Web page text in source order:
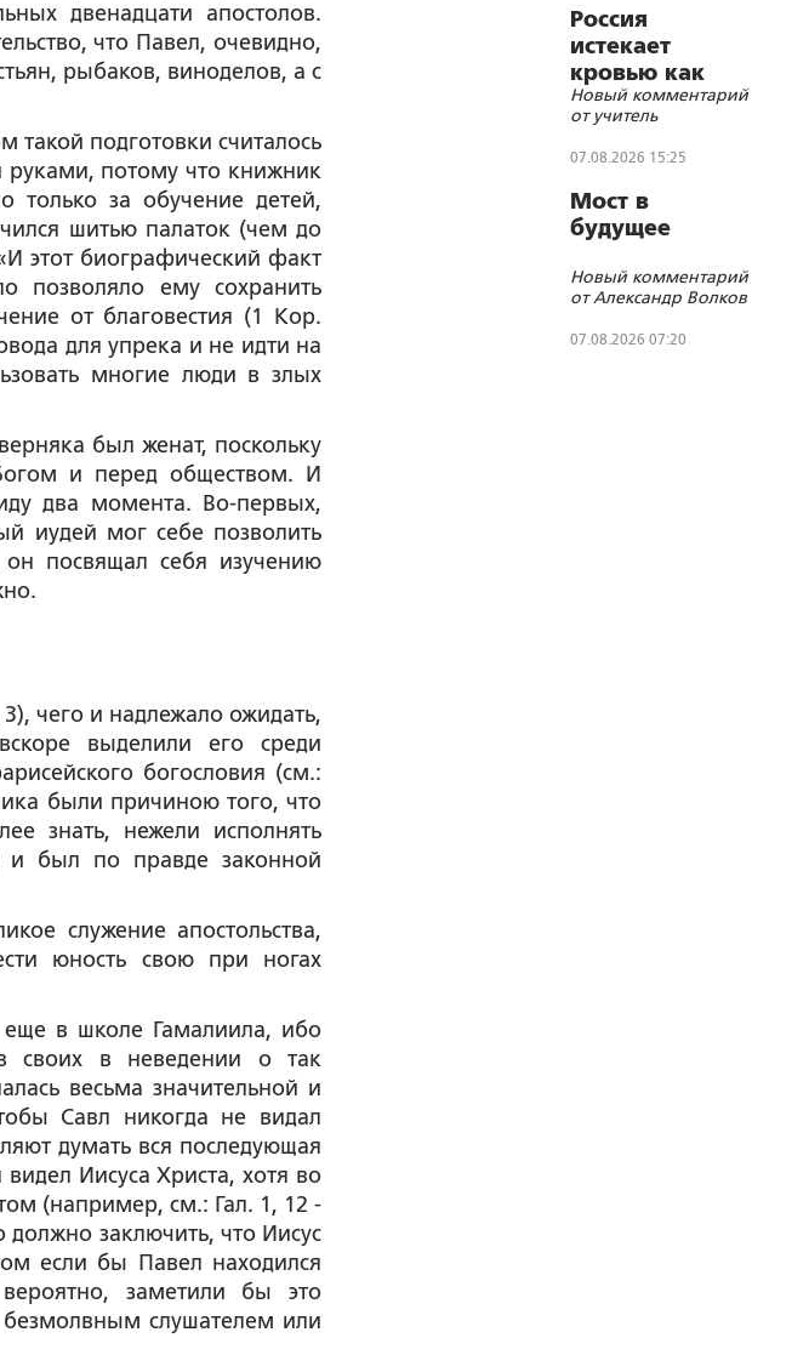
двенадцати апостолов.
что Павел, очевидно,
рыбаков, виноделов, а с
подготовки считалось
руками, потому что книжник
только за обучение детей,
шитью палаток (чем до
этот биографический факт
позволяло ему сохранить
от благовестия (1 Кор.
для упрека и не идти на
многие люди в злых
был женат, поскольку
и перед обществом. И
два момента. Во-первых,
иудей мог себе позволить
посвящал себя изучению
чего и надлежало ожидать,
выделили его среди
богословия (см.:
были причиною того, что
знать, нежели исполнять
и был по правде законной
служение апостольства,
юность свою при ногах
еще в школе Гамалиила, ибо
своих в неведении о так
весьма значительной и
Савл никогда не видал
думать вся последующая
Иисуса Христа, хотя во
(например, см.: Гал. 1, 12 -
должно заключить, что Иисус
если бы Павел находился
заметили бы это
безмолвным слушателем или
Россия
истекает
кровью как
жертвенное
животное?
Новый комментарий
от учитель
07.08.2026 15:25
Мост в
будущее
Новый комментарий
от Александр Волков
07.08.2026 07:20